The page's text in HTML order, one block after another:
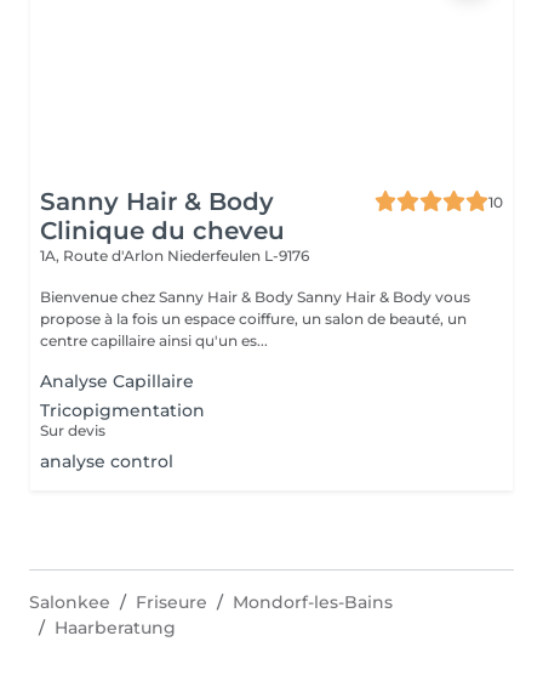
Sanny Hair & Body
Clinique du cheveu
10
1A, Route d'Arlon Niederfeulen L-9176
Bienvenue chez Sanny Hair & Body Sanny Hair & Body vous
propose à la fois un espace coiffure, un salon de beauté, un
centre capillaire ainsi qu'un es...
Analyse Capillaire
Tricopigmentation
Sur devis
analyse control
Salonkee Friseure
Mondorf-les-Bains
Haarberatung